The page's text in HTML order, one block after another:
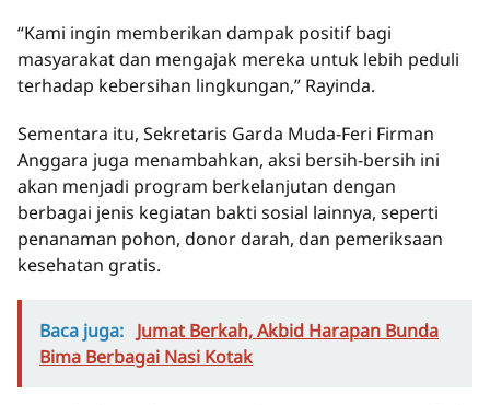
“Kami ingin memberikan dampak positif bagi
masyarakat dan mengajak mereka untuk lebih peduli
terhadap kebersihan lingkungan,” Rayinda.
Sementara itu, Sekretaris Garda Muda-Feri Firman
Anggara juga menambahkan, aksi bersih-bersih ini
akan menjadi program berkelanjutan dengan
berbagai jenis kegiatan bakti sosial lainnya, seperti
penanaman pohon, donor darah, dan pemeriksaan
kesehatan gratis.
Baca juga: Jumat Berkah, Akbid Harapan Bunda
Bima Berbagai Nasi Kotak